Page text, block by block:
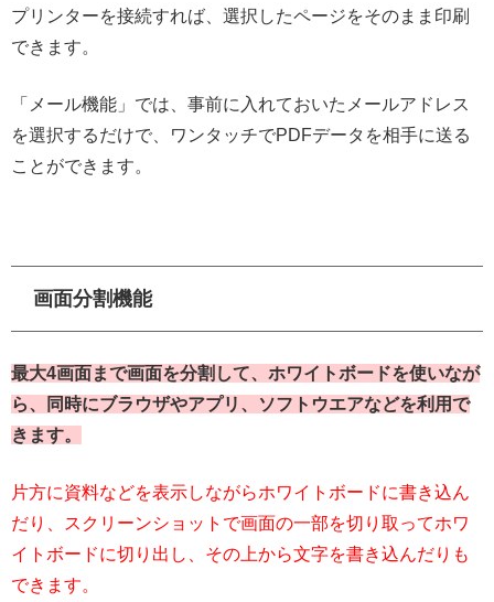
プリンターを接続すれば、選択したページをそのまま印刷
できます。
「メール機能」では、事前に入れておいたメールアドレス
を選択するだけで、ワンタッチでPDFデータを相手に送る
ことができます。
画面分割機能
最大4画面まで画面を分割して、ホワイトボードを使いなが
ら、同時にブラウザやアプリ、ソフトウエアなどを利用で
きます。
片方に資料などを表示しながらホワイトボードに書き込ん
だり、スクリーンショットで画面の一部を切り取ってホワ
イトボードに切り出し、その上から文字を書き込んだりも
できます。